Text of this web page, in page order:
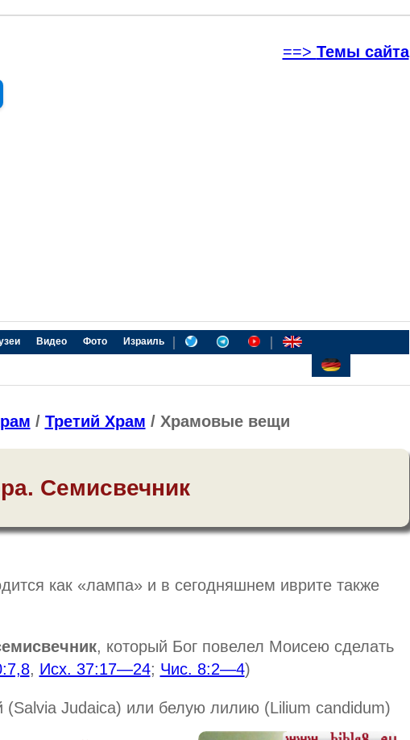
==> Темы сайта
Видео Фото Израиль | |
/ Третий Храм / Храмовые вещи
Семисвечник
как «лампа» и в сегодняшнем иврите также
, который Бог повелел Моисею сделать
, Исх. 37:17—24; Чис. 8:2—4)
Judaica) или белую лилию (Lilium candidum)